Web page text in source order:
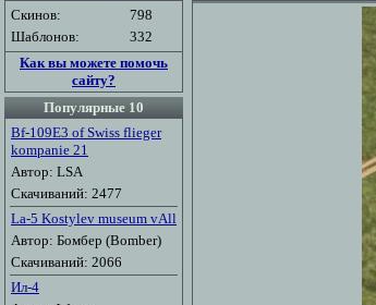
Скинов:
798
Шаблонов:
332
Как вы можете помочь
сайту?
Популярные 10
Bf-109E3 of Swiss flieger
kompanie 21
Автор: LSA
Скачиваний: 2477
La-5 Kostylev museum vAll
Автор: Бомбер (Bomber)
Скачиваний: 2066
Ил-4